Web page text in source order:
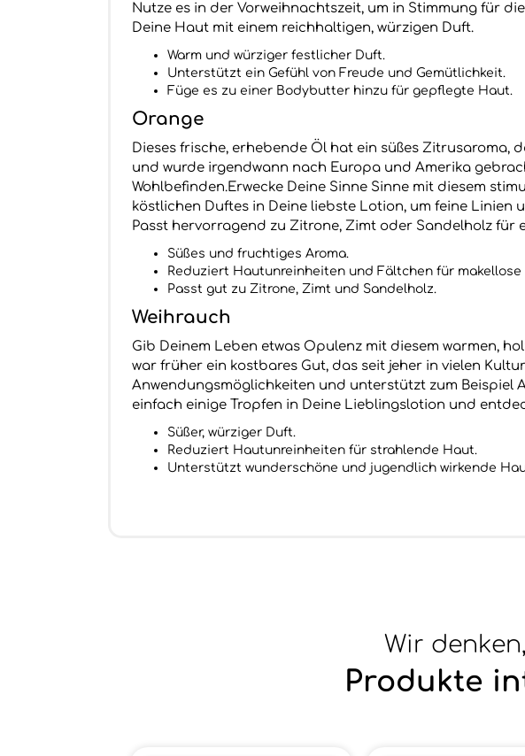
Nutze es in der Vorweihnachtszeit, um in Stimmung für
Deine Haut mit einem reichhaltigen, würzigen Duft.
Warm und würziger festlicher Duft.
Unterstützt ein Gefühl von Freude und Gemütlichkeit.
Füge es zu einer Bodybutter hinzu für gepflegte Haut.
Orange
Dieses frische, erhebende Öl hat ein süßes Zitrusaroma,
und wurde irgendwann nach Europa und Amerika
Wohlbefinden.Erwecke Deine Sinne Sinne mit diesem
köstlichen Duftes in Deine liebste Lotion, um feine
Passt hervorragend zu Zitrone, Zimt oder Sandelholz für
Süßes und fruchtiges Aroma.
Reduziert Hautunreinheiten und Fältchen für makellose
Passt gut zu Zitrone, Zimt und Sandelholz.
Weihrauch
Gib Deinem Leben etwas Opulenz mit diesem warmen,
war früher ein kostbares Gut, das seit jeher in vielen
Anwendungsmöglichkeiten und unterstützt zum Beispiel
einfach einige Tropfen in Deine Lieblingslotion und
Süßer, würziger Duft.
Reduziert Hautunreinheiten für strahlende Haut.
Unterstützt wunderschöne und jugendlich wirkende
Wir
Produkte